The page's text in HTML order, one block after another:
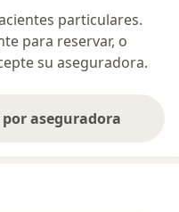
particulares.
para reservar, o
su aseguradora.
aseguradora